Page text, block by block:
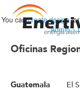
You cancreate design
Admin >
Oficinas
Guatemala El